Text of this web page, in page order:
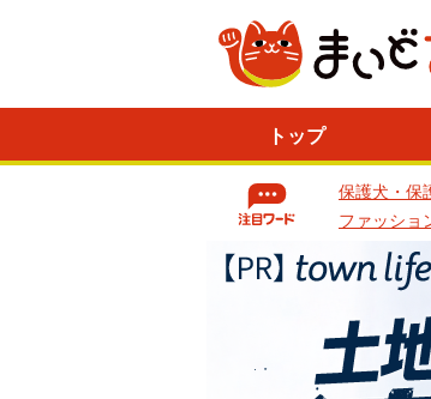
トップ
保護犬・保
ファッショ